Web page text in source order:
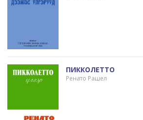
ПИККОЛЕТТО
Ренато Рашел